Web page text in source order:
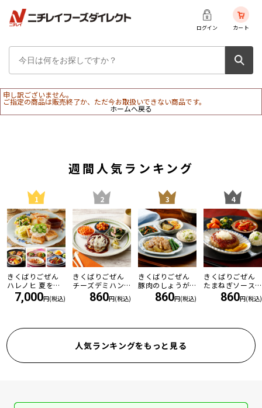
ログイン カート
申し訳ございません。
ご指定の商品は販売終了か、ただ今お取扱いできない商品です。
ホームへ戻る
週間人気ランキング
1
きくばりごぜん
ハレノヒ 夏を乗
り切る8食セット
・2026年8月
7,000円(税込)
2
きくばりごぜん
チーズデミハン
バーグ860円(税込)
3
きくばりごぜん
豚肉のしょうが
860円(税込)
4
きくばりごぜん
たまねぎソース
の和風ハンバー
860円(税込)
人気ランキングをもっと見る